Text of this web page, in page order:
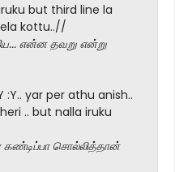
but third line la
kottu..//
என்ன தவறு என்று
yar per athu anish..
.. but nalla iruku
சொல்லித்தான்